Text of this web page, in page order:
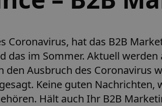
Coronavirus, hat das B2B
das im Sommer. Aktuell
den Ausbruch des
Keine guten
Hält auch Ihr B2B